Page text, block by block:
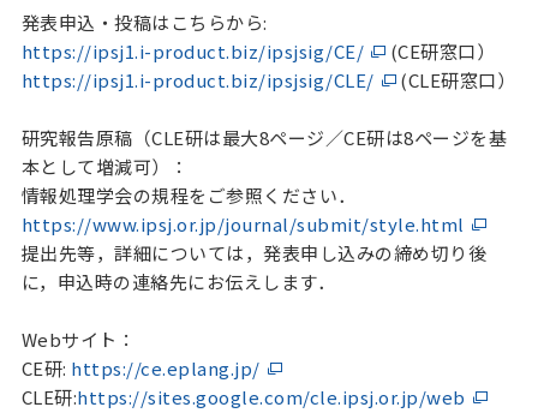
発表申込・投稿はこちらから:
https://ipsj1.i-product.biz/ipsjsig/CE/
(CE研窓口）
https://ipsj1.i-product.biz/ipsjsig/CLE/
(CLE研窓口）
研究報告原稿（CLE研は最大8ページ／CE研は8ページを基
本として増減可）：
情報処理学会の規程をご参照ください．
https://www.ipsj.or.jp/journal/submit/style.html
提出先等，詳細については，発表申し込みの締め切り後
に，申込時の連絡先にお伝えします．
Webサイト：
CE研: https://ce.eplang.jp/
CLE研:https://sites.google.com/cle.ipsj.or.jp/web